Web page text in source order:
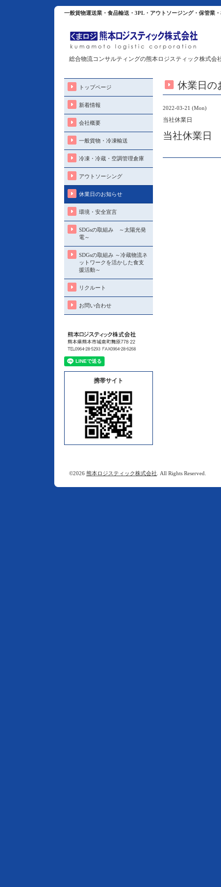
一般貨物運送業・食品輸送・3PL・アウトソージング・保管業
総合物流コンサルティングの熊本ロジスティック株式会
休業日の
2022-03-21 (Mon)
当社休業日
当社休業日
トップページ
新着情報
会社概要
一般貨物・冷凍輸送
冷凍・冷蔵・空調管理倉庫
アウトソーシング
休業日のお知らせ
環境・安全宣言
SDGsの取組み ～太陽光発
電～
SDGsの取組み ～冷蔵物流ネ
ットワークを活かした食支
援活動～
リクルート
お問い合わせ
携帯サイト
©2026 熊本ロジスティック株式会社 . All Rights Reserved.